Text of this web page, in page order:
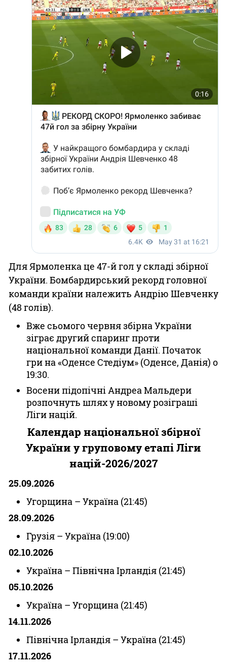
Для Ярмоленка це 47-й гол у складі збірної
України. Бомбардирський рекорд головної
команди країни належить Андрію Шевченку
(48 голів).
Вже сьомого червня збірна України
зіграє другий спаринг проти
національної команди Данії. Початок
гри на «Оденсе Стедіум» (Оденсе, Данія) о
19:30.
Восени підопічні Андреа Мальдери
розпочнуть шлях у новому розіграші
Ліги націй.
Календар національної збірної
України у груповому етапі Ліги
націй-2026/2027
25.09.2026
Угорщина – Україна (21:45)
28.09.2026
Грузія – Україна (19:00)
02.10.2026
Україна – Північна Ірландія (21:45)
05.10.2026
Україна – Угорщина (21:45)
14.11.2026
Північна Ірландія – Україна (21:45)
17.11.2026